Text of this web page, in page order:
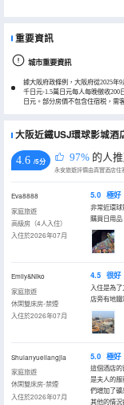
重要資訊
城市重要資訊
據大阪府政條例，大阪府從2025年
千日元-1.5萬日元每人每晚徵收200
日元。部分房價不包含住宿税，需
大阪近鐵USJ環球影城酒
4.6 /5分 97% 的人
Eva8888
家庭旅遊
高級房（4人入住）
入住於2026年07月
5.0 極好
非常近環
購買日用
Emily&Niko
家庭旅遊
休閑雙床房-禁煙
入住於2026年07月
4.5 很好
入住是為
店旁有地鐵
Shulanyueliangjia
家庭旅遊
休閑雙床房-禁煙
入住於2026年07月
5.0 極好
這個酒店
是夫人的
們增加了礦
其他的情